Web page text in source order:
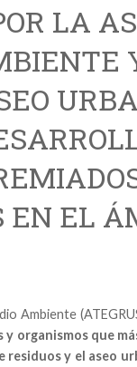
LA
EN EL
Ambiente
organismos que
y el aseo